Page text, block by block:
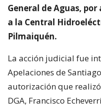
General de Aguas,
a la Central
Pilmaiquén.
La acción judicial fue
Apelaciones de
autorización que
DGA, Francisco